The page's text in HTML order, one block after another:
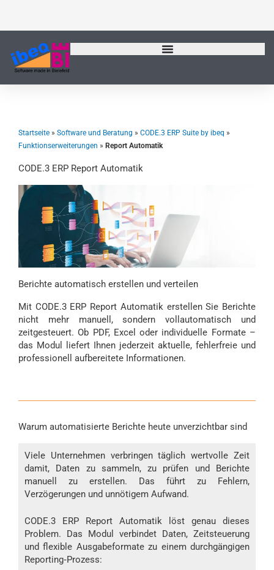
springen
Startseite » Software und Beratung » CODE.3 ERP Suite by ibeq »
Funktionserweiterungen » Report Automatik
CODE.3 ERP Report Automatik
Berichte automatisch erstellen und verteilen
Mit CODE.3 ERP Report Automatik erstellen Sie Berichte
nicht mehr manuell, sondern vollautomatisch und
zeitgesteuert. Ob PDF, Excel oder individuelle Formate –
das Modul liefert Ihnen jederzeit aktuelle, fehlerfreie und
professionell aufbereitete Informationen.
Warum automatisierte Berichte heute unverzichtbar sind
Viele Unternehmen verbringen täglich wertvolle Zeit
damit, Daten zu sammeln, zu prüfen und Berichte
manuell zu erstellen. Das führt zu Fehlern,
Verzögerungen und unnötigem Aufwand.
CODE.3 ERP Report Automatik löst genau dieses
Problem. Das Modul verbindet Daten, Zeitsteuerung
und flexible Ausgabeformate zu einem durchgängigen
Reporting‑Prozess: